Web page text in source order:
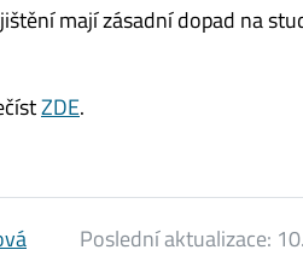
mají zásadní dopad na
ZDE.
Poslední aktualizace: